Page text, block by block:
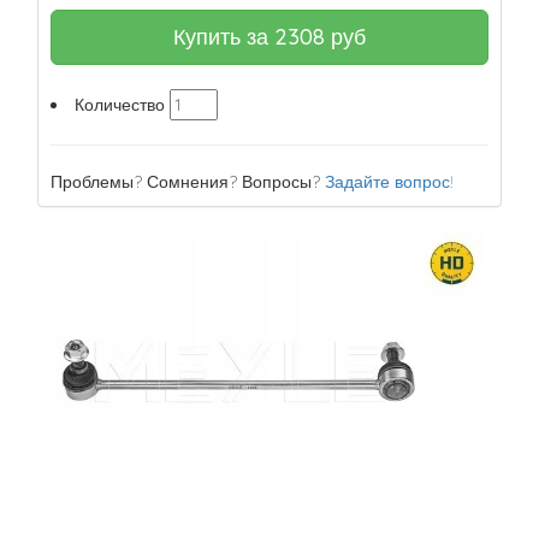
Купить за 2308 руб
Количество
Проблемы? Сомнения? Вопросы? Задайте вопрос!